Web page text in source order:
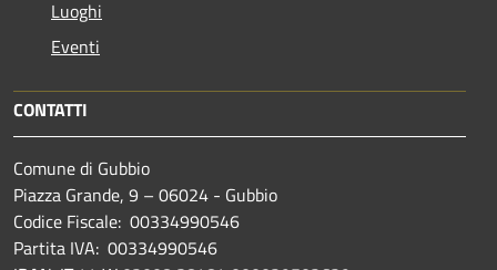
Luoghi
Eventi
CONTATTI
Comune di Gubbio
Piazza Grande, 9 – 06024 - Gubbio
Codice Fiscale: 00334990546
Partita IVA: 00334990546